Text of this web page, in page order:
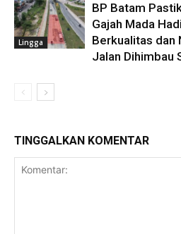
Lingga
BP Batam
Gajah Mada
Berkualitas dan
Jalan Dihimbau
TINGGALKAN KOMENTAR